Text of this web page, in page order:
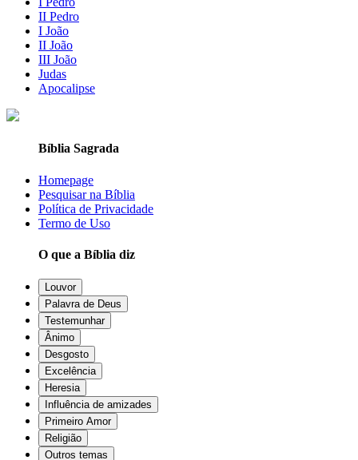
II Pedro
I João
II João
III João
Judas
Apocalipse
Bíblia Sagrada
Homepage
Pesquisar na Bíblia
Política de Privacidade
Termo de Uso
O que a Bíblia diz
Louvor
Palavra de Deus
Testemunhar
Ânimo
Desgosto
Excelência
Heresia
Influência de amizades
Primeiro Amor
Religião
Outros temas